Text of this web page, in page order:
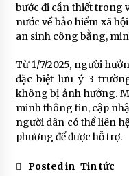
bước đi cần thiết trong
nước về bảo hiểm xã
an sinh công bằng,
Từ 1/7/2025, người
đặc biệt lưu ý 3
không bị ảnh hưởng.
minh thông tin, cập
người dân có thể liên
phương để được hỗ trợ.
Posted in Tin tức